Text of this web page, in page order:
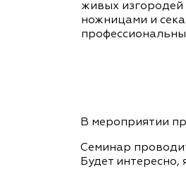
живых изгородей
ножницами и
В мероприятии
Семинар
Будет интересно,